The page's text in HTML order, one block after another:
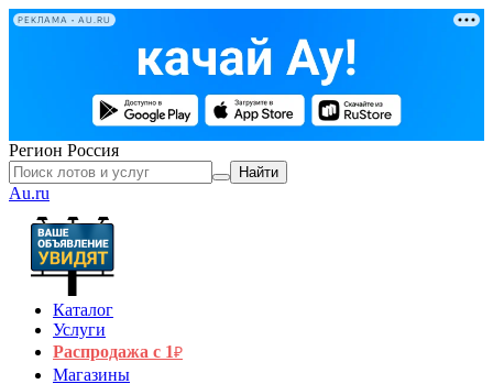
РЕКЛАМА • AU.RU
Регион Россия
Найти
Au.ru
Каталог
Услуги
Распродажа с 1₽
Магазины